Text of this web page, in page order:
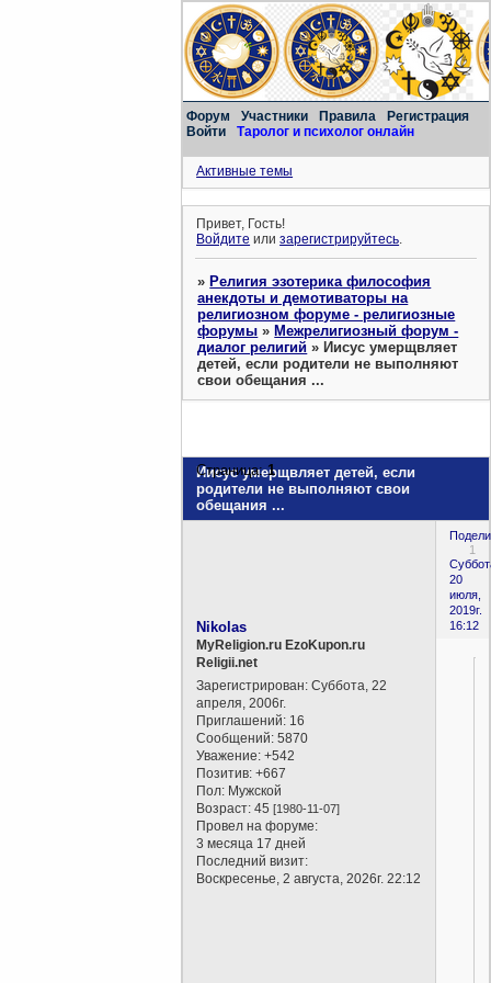
Форум Участники Правила
Регистрация
Войти
Таролог и психолог онлайн
Активные темы
Привет, Гость!
Войдите илизарегистрируйтесь.
»Религия эзотерика философия
анекдоты и демотиваторы на
религиозном форуме - религиозные
форумы »Межрелигиозный форум -
диалог религий »Иисус умерщвляет
детей, если родители не выполняют
свои обещания ...
Иисус умерщвляет детей, если
родители не выполняют свои
обещания ...
Страница:1
1
20
июля,
2019г.
16:12
Nikolas
MyReligion.ru EzoKupon.ru
Religii.net
Зарегистрирован: Суббота, 22
апреля, 2006г.
Приглашений: 16
Сообщений: 5870
Уважение: +542
Позитив: +667
Пол: Мужской
Возраст: 45[1980-11-07]
Провел на форуме:
3 месяца 17 дней
Последний визит:
Воскресенье, 2 августа, 2026г. 22:12